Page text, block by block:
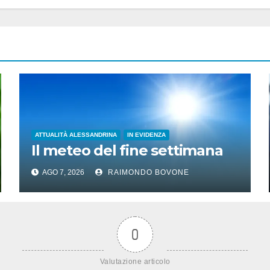
ATTUALITÀ ALESSANDRINA IN EVIDENZA
Il meteo del fine settimana
AGO 7, 2026 RAIMONDO BOVONE
0
Valutazione articolo